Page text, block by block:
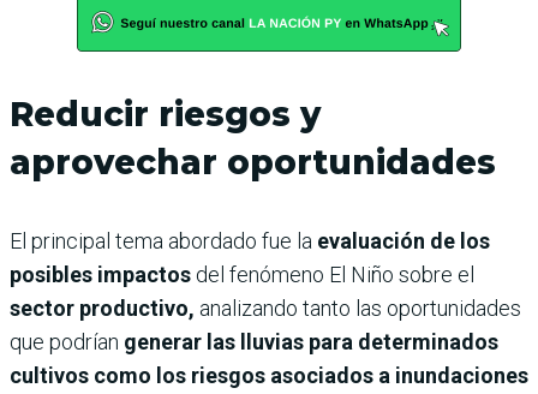
Reducir riesgos y
aprovechar oportunidades
El principal tema abordado fue la evaluación de los
posibles impactos del fenómeno El Niño sobre el
sector productivo, analizando tanto las oportunidades
que podrían generar las lluvias para determinados
cultivos como los riesgos asociados a inundaciones